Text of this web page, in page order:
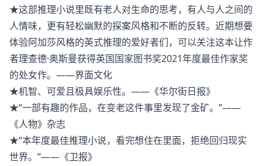
★这部推理小说里既有老人对生命的思考，有人与人之间的
人情味，更有轻松幽默的探案风格和不断的反转。近期想要
体验阿加莎风格的英式推理的爱好者们，可以关注这本让作
者理查德·奥斯曼获得英国国家图书奖2021年度最佳作家奖
的处女作。——界面文化
★机智、可爱且极具娱乐性。——《华尔街日报》
★“一部有趣的作品，在变老这件事里发现了金矿。”——
《人物》杂志
★“本年度最佳推理小说，看完想住在里面，拒绝回归现实
世界。”——《卫报》